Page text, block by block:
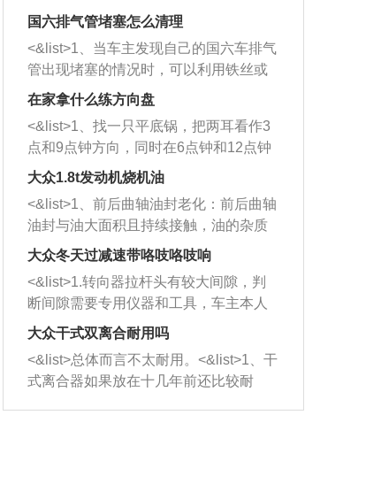
牌，但是中高低端的轮胎都有生产，这
也是为了更好的开拓市场。
国六排气管堵塞怎么清理
<&list>1、当车主发现自己的国六车排气
管出现堵塞的情况时，可以利用铁丝或
者是细棍，直接将杂物给取出来，如果
堵塞情况比较严重，也可以采取应急措
施。 <&list>2、直接利用木棍将所有的
杂物推到排气管里面的位置处，然后将
三元催化器拆解开，就可以将堵塞的东
西取出来。但如果是因为积碳过多引起
的堵塞，就需要将三元催化器泡在草酸
洗剂对堵塞的情况得到解决，将清洗剂
放在燃油箱中，与燃油混合后，车辆启
动时，就可以和汽油一起进入到燃烧
室，最后形成废气排出，就可以让三元
催化器得到清洗，排气管堵塞的情况就
能够得到解决。
在家拿什么练方向盘
<&list>1、找一只平底锅，把两耳看作3
点和9点钟方向，同时在6点钟和12点钟
方向做一个标记。 <&list>2、双手握住
一圈半的练习，往右同样也要打相同的
圈数。 <&list>3、最后强调要反复练
习，这样就可以形成肌肉记忆，在真实
驾驶车辆时，不需要记忆也能打好方
向。
大众1.8t发动机烧机油
<&list>1、前后曲轴油封老化：前后曲轴
油封与油大面积且持续接触，油的杂质
和发动机内持续温度变化使其密封效果
逐渐减弱，导致渗油或漏油。<&list>2、
活塞间隙过大：积碳会使活塞环与缸体
的间隙扩大，导致机油流入燃烧室中，
造成烧机油。<&list>3、机油粘度。使用
机油粘度过小的话，同样会有烧机油现
象，机油粘度过小具有很好的流动性，
大众冬天过减速带咯吱咯吱响
<&list>1.转向器拉杆头有较大间隙，判
断间隙需要专用仪器和工具，车主本人
无法制作，需要将车辆送到修理厂或4s
店；<&list>2.车辆半轴套管防尘罩破
裂，破裂后会出现漏油现象，使半轴磨
损严重，磨损的半轴容易损坏，产生异
响；<&list>3.稳定器的转向胶套和球头
大众干式双离合耐用吗
<&list>总体而言不太耐用。<&list>1、干
式离合器如果放在十几年前还比较耐